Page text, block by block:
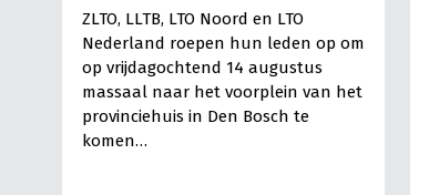
ZLTO, LLTB, LTO Noord en LTO
Nederland roepen hun leden op om
op vrijdagochtend 14 augustus
massaal naar het voorplein van het
provinciehuis in Den Bosch te
komen…